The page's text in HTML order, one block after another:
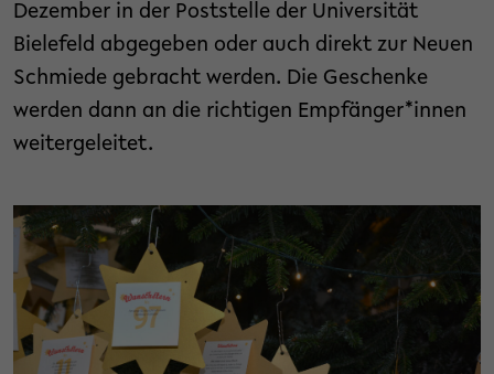
Dezember in der Poststelle der Universität
Bielefeld abgegeben oder auch direkt zur Neuen
Schmiede gebracht werden. Die Geschenke
werden dann an die richtigen Empfänger*innen
weitergeleitet.